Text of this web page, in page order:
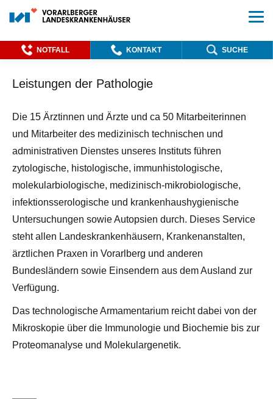
NOTFALL KONTAKT SUCHE
Leistungen der Pathologie
Die 15 Ärztinnen und Ärzte und ca 50 Mitarbeiterinnen
und Mitarbeiter des medizinisch technischen und
administrativen Dienstes unseres Instituts führen
zytologische, histologische, immunhistologische,
molekularbiologische, medizinisch-mikrobiologische,
infektionsserologische und krankenhaushygienische
Untersuchungen sowie Autopsien durch. Dieses Service
steht allen Landeskrankenhäusern, Krankenanstalten,
ärztlichen Praxen in Vorarlberg und anderen
Bundesländern sowie Einsendern aus dem Ausland zur
Verfügung.
Das technologische Armamentarium reicht dabei von der
Mikroskopie über die Immunologie und Biochemie bis zur
Proteomanalyse und Molekulargenetik.